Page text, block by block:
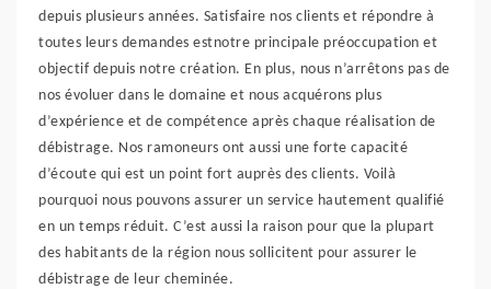
depuis plusieurs années. Satisfaire nos clients et répondre à
toutes leurs demandes estnotre principale préoccupation et
objectif depuis notre création. En plus, nous n’arrêtons pas de
nos évoluer dans le domaine et nous acquérons plus
d’expérience et de compétence après chaque réalisation de
débistrage. Nos ramoneurs ont aussi une forte capacité
d’écoute qui est un point fort auprès des clients. Voilà
pourquoi nous pouvons assurer un service hautement qualifié
en un temps réduit. C’est aussi la raison pour que la plupart
des habitants de la région nous sollicitent pour assurer le
débistrage de leur cheminée.